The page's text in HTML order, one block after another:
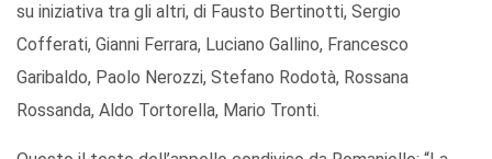
su iniziativa tra gli altri, di Fausto Bertinotti, Sergio
Cofferati, Gianni Ferrara, Luciano Gallino, Francesco
Garibaldo, Paolo Nerozzi, Stefano Rodotà, Rossana
Rossanda, Aldo Tortorella, Mario Tronti.